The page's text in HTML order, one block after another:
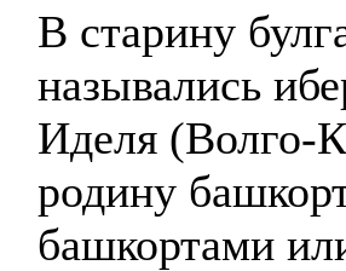
В старину
назывались
Иделя (Волго-
родину
башкортами